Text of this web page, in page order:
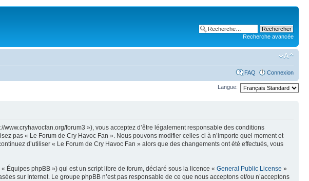
Recherche avancée
FAQ Connexion
Langue:
forum3 »), vous acceptez d’être légalement responsable des conditions
pas « Le Forum de Cry Havoc Fan ». Nous pouvons modifier celles-ci à n’importe quel moment et
d’utiliser « Le Forum de Cry Havoc Fan » alors que des changements ont été effectués, vous
Équipes phpBB ») qui est un script libre de forum, déclaré sous la licence « General Public License »
sur Internet. Le groupe phpBB n’est pas responsable de ce que nous acceptons et/ou n’acceptons